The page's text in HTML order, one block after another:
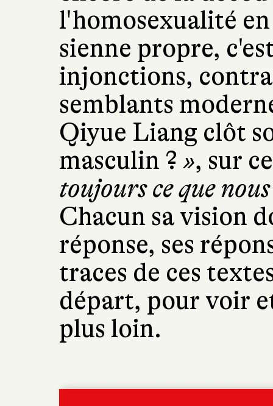
l'homosexualité
sienne propre,
injonctions,
semblants
Qiyue Liang clôt
masculin ? », sur
toujours ce que
Chacun sa vision
réponse, ses
traces de ces
départ, pour voir
plus loin.